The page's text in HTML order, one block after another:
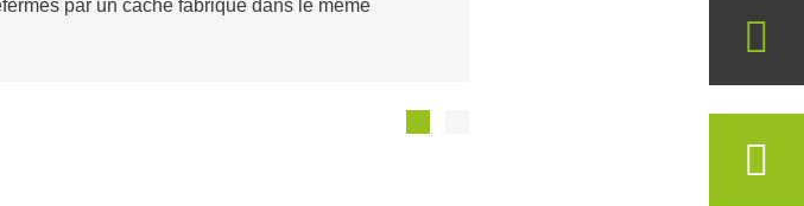
REGUPOL equiline border est aussi disponible en octants.